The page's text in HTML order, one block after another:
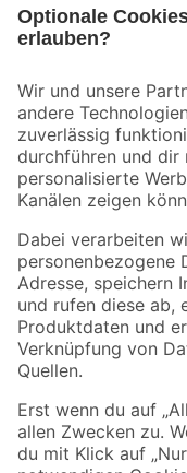
Der toom Newsletter: Keine
Zur Newsletter
Folge uns
Zahlungsarten
Sicher einkaufen
Jetzt die toom-App